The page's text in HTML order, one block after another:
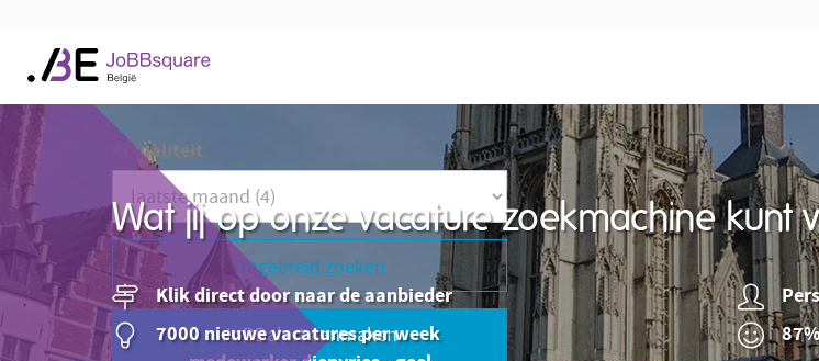
Wat jij op onze vacature zoekmachine kunt
Klik direct door naar de aanbieder
7000 nieuwe vacatures per week
Actualiteit
Uitgebreid zoeken
JoBBalert aanmaken